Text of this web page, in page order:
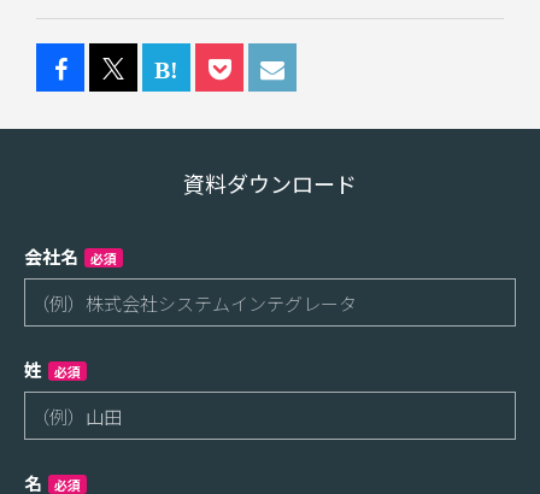
資料ダウンロード
会社名 必須
姓 必須
名 必須